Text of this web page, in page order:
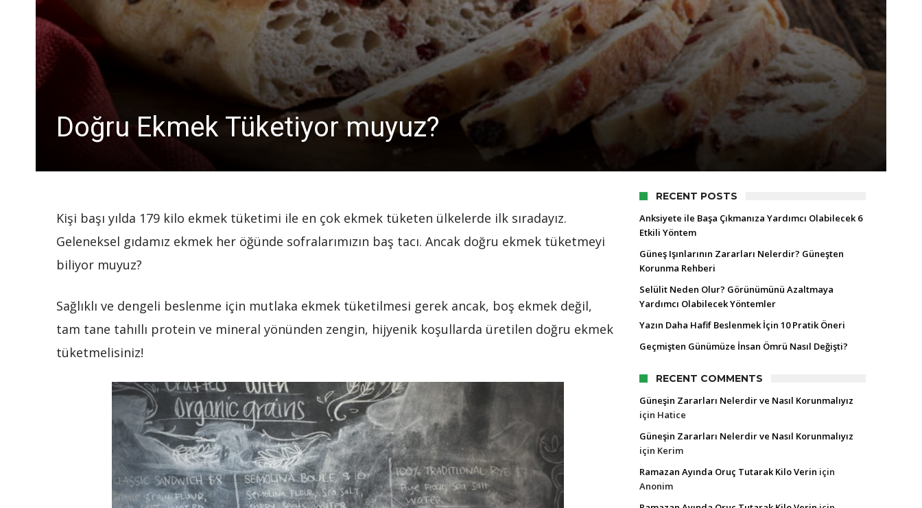
Doğru Ekmek Tüketiyor muyuz?
Kişi başı yılda 179 kilo ekmek tüketimi ile en çok ekmek tüketen ülkelerde ilk sıradayız.
Geleneksel gıdamız ekmek her öğünde sofralarımızın baş tacı. Ancak doğru ekmek tüketmeyi
biliyor muyuz?
Sağlıklı ve dengeli beslenme için mutlaka ekmek tüketilmesi gerek ancak, boş ekmek değil,
tam tane tahıllı protein ve mineral yönünden zengin, hijyenik koşullarda üretilen doğru ekmek
tüketmelisiniz!
RECENT POSTS
Anksiyete ile Başa Çıkmanıza Yardımcı Olabilecek 6
Etkili Yöntem
Güneş Işınlarının Zararları Nelerdir? Güneşten
Korunma Rehberi
Selülit Neden Olur? Görünümünü Azaltmaya
Yardımcı Olabilecek Yöntemler
Yazın Daha Hafif Beslenmek İçin 10 Pratik Öneri
Geçmişten Günümüze İnsan Ömrü Nasıl Değişti?
RECENT COMMENTS
Güneşin Zararları Nelerdir ve Nasıl Korunmalıyız
için Hatice
Güneşin Zararları Nelerdir ve Nasıl Korunmalıyız
için Kerim
Ramazan Ayında Oruç Tutarak Kilo Verin için
Anonim